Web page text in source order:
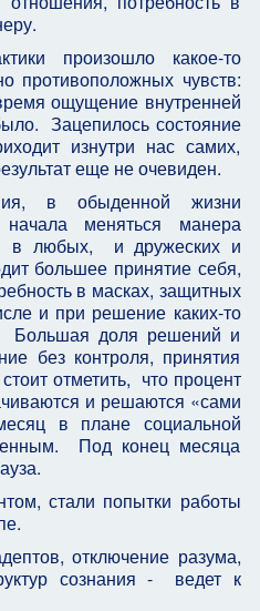
произошло какое-то
противоположных чувств:
ощущение внутренней
Зацепилось состояние
изнутри нас самих,
еще не очевиден.
в обыденной жизни
меняться манера
в любых, и дружеских и
большее принятие себя,
в масках, защитных
и при решение каких-то
Большая доля решений и
без контроля, принятия
отметить, что процент
и решаются «сами
в плане социальной
Под конец месяца
стали попытки работы
отключение разума,
сознания - ведет к